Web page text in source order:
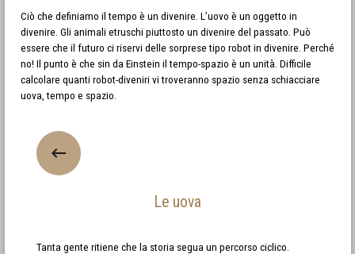
Ciò che definiamo il tempo è un divenire. L’uovo è un oggetto in
divenire. Gli animali etruschi piuttosto un divenire del passato. Può
essere che il futuro ci riservi delle sorprese tipo robot in divenire. Perché
no! Il punto è che sin da Einstein il tempo-spazio è un unità. Difficile
calcolare quanti robot-diveniri vi troveranno spazio senza schiacciare
uova, tempo e spazio.
Le uova
Tanta gente ritiene che la storia segua un percorso ciclico.